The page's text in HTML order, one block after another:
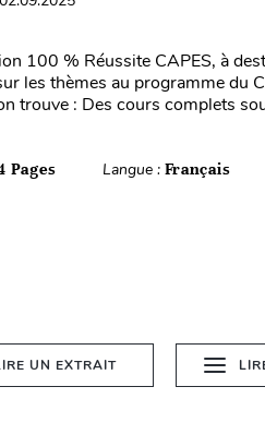
100 % Réussite CAPES, à
les thèmes au programme du
trouve : Des cours complets
Pages Langue : Français
UN EXTRAIT